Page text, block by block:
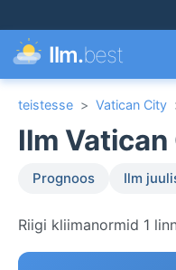
Ilm.best
teistesse > Vatican City
Ilm
Prognoos Ilm
Riigi kliimanormid 1